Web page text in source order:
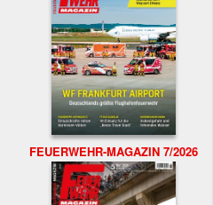
FEUERWEHR-MAGAZIN 7/2026